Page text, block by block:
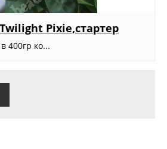
Pixie,стартер
400гр ко...